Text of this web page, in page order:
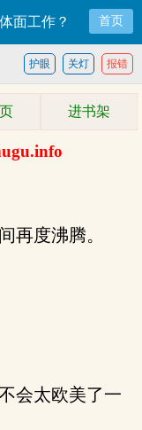
面工作？ 首页
报错
关灯
护眼
进书架
再度沸腾。
会太欧美了一